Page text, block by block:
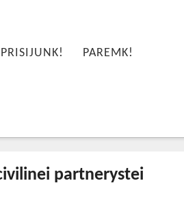
PRISIJUNK! PAREMK!
partnerystei